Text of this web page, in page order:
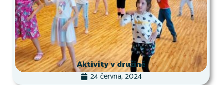
Aktivity v družině
24 června, 2024